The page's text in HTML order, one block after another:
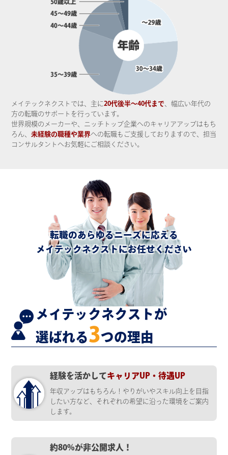
メイテックネクストでは、主に20代後半～40代まで、幅広い年代の
方の転職のサポートを行っています。
世界規模のメーカーや、ニッチトップ企業へのキャリアアップはもち
ろん、未経験の職種や業界への転職もご支援しておりますので、担当
コンサルタントへお気軽にご相談ください。
転職のあらゆるニーズに応える
メイテックネクストにお任せください
メイテックネクストが
選ばれる3つの理由
経験を活かしてキャリアUP・待遇UP
年収アップはもちろん！やりがいやスキル向上を目指
したい方など、それぞれの希望に沿った環境をご案内
します。
約80%が非公開求人！